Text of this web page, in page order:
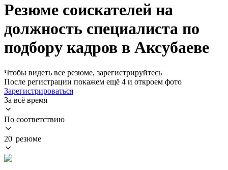
Резюме соискателей на
должность специалиста по
подбору кадров в Аксубаеве
Чтобы видеть все резюме, зарегистрируйтесь
После регистрации покажем ещё 4 и откроем фото
Зарегистрироваться
За всё время
По соответствию
20 резюме